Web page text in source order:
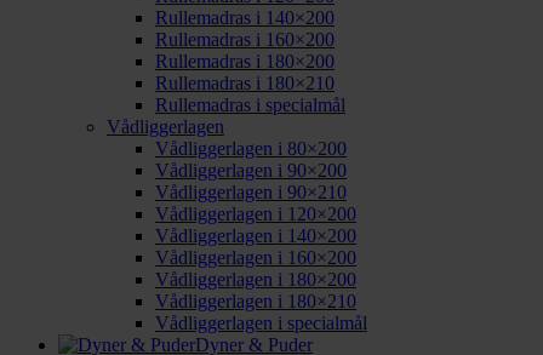
Rullemadras i 140×200
Rullemadras i 160×200
Rullemadras i 180×200
Rullemadras i 180×210
Rullemadras i specialmål
Vådliggerlagen
Vådliggerlagen i 80×200
Vådliggerlagen i 90×200
Vådliggerlagen i 90×210
Vådliggerlagen i 120×200
Vådliggerlagen i 140×200
Vådliggerlagen i 160×200
Vådliggerlagen i 180×200
Vådliggerlagen i 180×210
Vådliggerlagen i specialmål
Dyner & Puder